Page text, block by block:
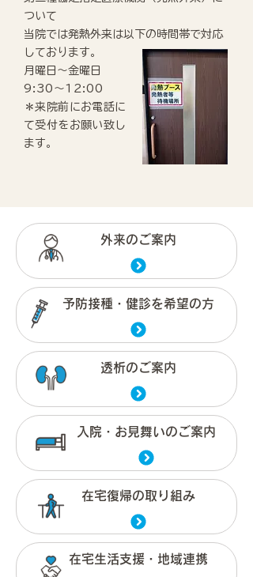
ついて
当院では発熱外来は以下の時間帯で対応
しております。
月曜日～金曜日
9:30～12:00
＊来院前にお電話に
て受付をお願い致し
ます。
外来のご案内
予防接種・健診を希望の方
透析のご案内
入院・お見舞いのご案内
在宅復帰の取り組み
在宅生活支援・地域連携